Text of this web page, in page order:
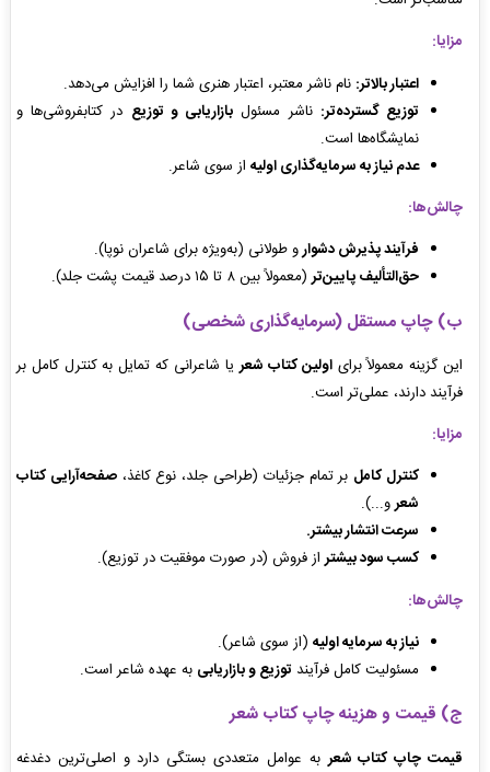
مزایا:
اعتبار بالاتر: نام ناشر معتبر، اعتبار هنری شما را افزایش می‌دهد.
توزیع گسترده‌تر: ناشر مسئول بازاریابی و توزیع در کتابفروشی‌ها و
نمایشگاه‌ها است.
عدم نیاز به سرمایه‌گذاری اولیهاز سوی شاعر.
چالش‌ها:
فرآیند پذیرش دشوارو طولانی (به‌ویژه برای شاعران نوپا).
حق‌التألیف پایین‌تر(معمولاً بین ۸ تا ۱۵ درصد قیمت پشت جلد).
ب) چاپ مستقل (سرمایه‌گذاری شخصی)
این گزینه معمولاً برایاولین کتاب شعریا شاعرانی که تمایل به کنترل کامل بر
فرآیند دارند، عملی‌تر است.
مزایا:
کنترل کامل بر تمام جزئیات (طراحی جلد، نوع کاغذ،صفحه‌آرایی کتاب
شعرو...).
سرعت انتشار بیشتر.
کسب سود بیشتراز فروش (در صورت موفقیت در توزیع).
چالش‌ها:
نیاز به سرمایه اولیه(از سوی شاعر).
مسئولیت کامل فرآیند توزیع و بازاریابی به عهده شاعر است.
ج) قیمت و هزینه چاپ کتاب شعر
قیمت چاپ کتاب شعربه عوامل متعددی بستگی دارد و اصلی‌ترین دغدغه